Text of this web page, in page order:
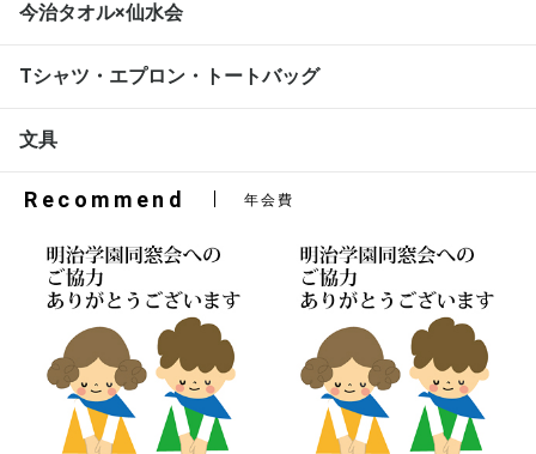
今治タオル×仙水会
Tシャツ・エプロン・トートバッグ
文具
Recommend 年会費